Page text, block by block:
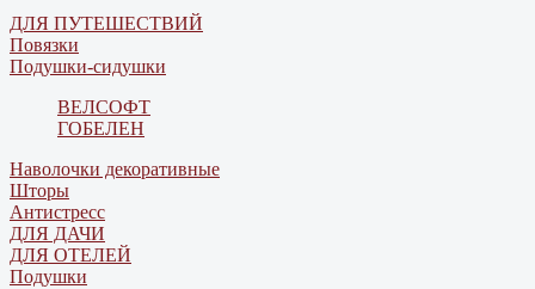
ДЛЯ ПУТЕШЕСТВИЙ
Повязки
Подушки-сидушки
ВЕЛСОФТ
ГОБЕЛЕН
Наволочки декоративные
Шторы
Антистресс
ДЛЯ ДАЧИ
ДЛЯ ОТЕЛЕЙ
Подушки